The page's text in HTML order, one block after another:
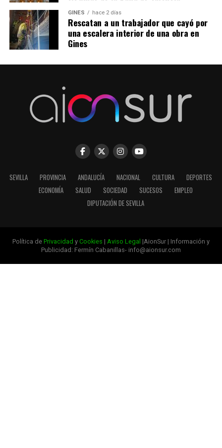
GINES hace 2 días
Rescatan a un trabajador que cayó por
una escalera interior de una obra en
Gines
SEVILLA PROVINCIA ANDALUCÍA NACIONAL CULTURA
DEPORTES
ECONOMÍA
SALUD SOCIEDAD SUCESOS
EMPLEO
DIPUTACIÓN DE SEVILLA
Política de Privacidad y Cookies | Aviso Legal |AionSur | Información y
Publicidad: Fermín Cabanillas- info@aionsur.com